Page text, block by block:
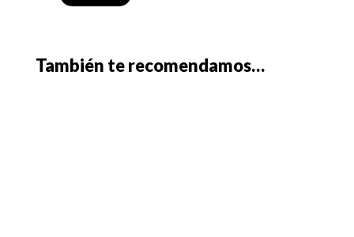
También te recomendamos…